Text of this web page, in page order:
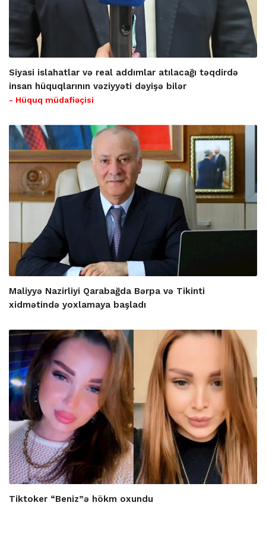
Siyasi islahatlar və real addımlar atılacağı təqdirdə
insan hüquqlarının vəziyyəti dəyişə bilər
- Hüquq müdafiəçisi
Maliyyə Nazirliyi Qarabağda Bərpa və Tikinti
xidmətində yoxlamaya başladı
Tiktoker “Beniz”ə hökm oxundu